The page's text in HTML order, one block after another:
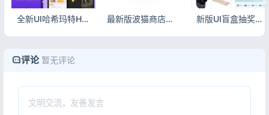
全新UI哈希玛特HashMart全开源盲盒系统源码 三端互通可商用 最新版波猫商店自动发卡售卡系统源码 2.0.3完整运营版 新版UI盲盒抽奖系统源码 H5小程序APP三端互通含安装教程
评论 暂无评论